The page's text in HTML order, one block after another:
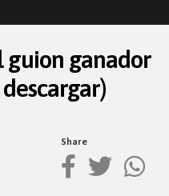
guion ganador
Share